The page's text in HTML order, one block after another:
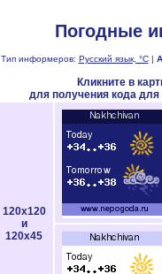
Погодные
Тип информеров: Русский язык, °C|
Кликните в
для получения кода
120x120
и
120x45